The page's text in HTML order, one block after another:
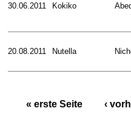
30.06.2011 Kokiko
20.08.2011 Nutella
« erste Seite ‹